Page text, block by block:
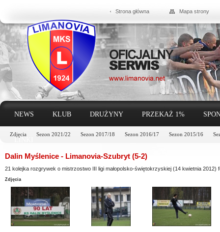
Strona główna Mapa strony
NEWS KLUB DRUŻYNY PRZEKAŻ 1%
Zdjęcia Sezon 2021/22 Sezon 2017/18 Sezon 2016/17 Sezon 2015/16
LINKI
Dalin Myślenice - Limanovia-Szubryt (5-2)
21 kolejka rozgrywek o mistrzostwo III ligi małopolsko-świętokrzyskiej (14 kwietnia 2012)
Zdjęcia